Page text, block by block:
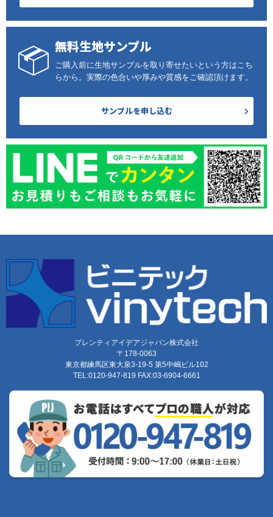
無料生地サンプル
ご購入前に生地サンプルを取り寄せたいという方はこち
らから。実際の色合いや厚みや質感をご確認頂けます。
サンプルを申し込む
プレンティアイデアジャパン株式会社
〒178-0063
東京都練馬区東大泉3-19-5 第5中嶋ビル102
TEL:0120-947-819 FAX:03-6904-6661